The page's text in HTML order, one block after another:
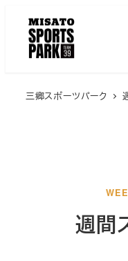
三郷スポーツパーク
週間